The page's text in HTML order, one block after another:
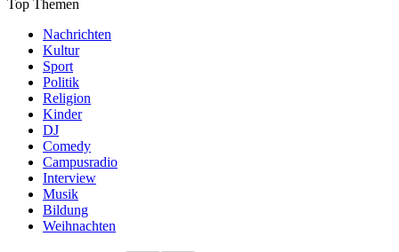
Top Themen
Nachrichten
Kultur
Sport
Politik
Religion
Kinder
DJ
Comedy
Campusradio
Interview
Musik
Bildung
Weihnachten